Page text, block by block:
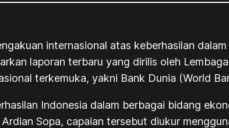
internasional atas keberhasilan
laporan terbaru yang dirilis oleh
terkemuka, yakni Bank Dunia (World
Indonesia dalam berbagai bidang
Sopa, capaian tersebut diukur